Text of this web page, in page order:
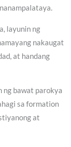
layunin ng
nakaugat
at handang
ng bawat parokya
sa formation
at